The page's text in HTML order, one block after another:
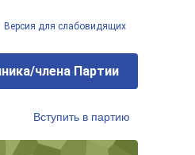
Версия для слабовидящих
члена Партии
Вступить в партию